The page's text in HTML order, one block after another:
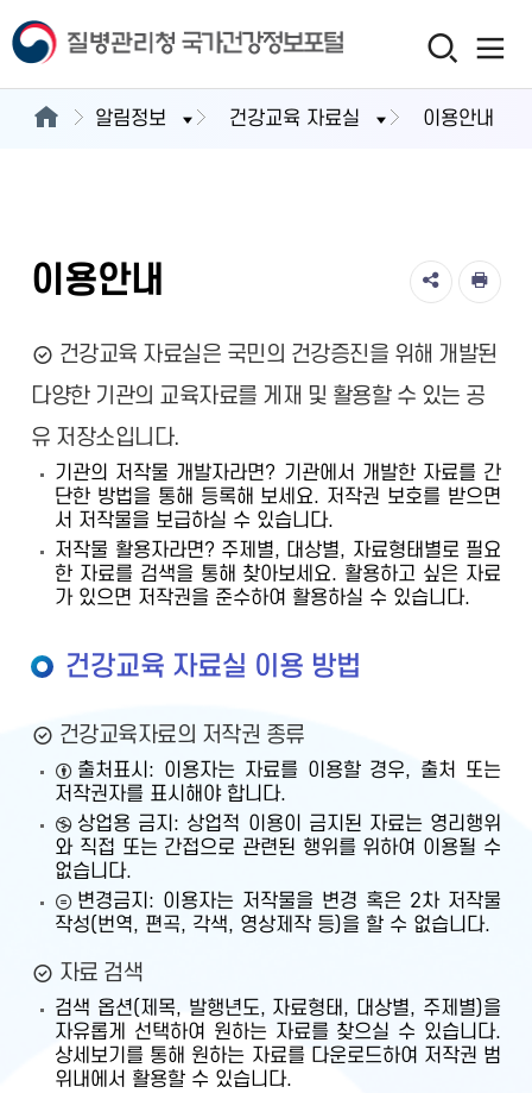
알림정보 건강교육 자료실 이용안내
이용안내
건강교육 자료실은 국민의 건강증진을 위해 개발된
다양한 기관의 교육자료를 게재 및 활용할 수 있는 공
유 저장소입니다.
기관의 저작물 개발자라면? 기관에서 개발한 자료를 간
단한 방법을 통해 등록해 보세요. 저작권 보호를 받으면
서 저작물을 보급하실 수 있습니다.
저작물 활용자라면? 주제별, 대상별, 자료형태별로 필요
한 자료를 검색을 통해 찾아보세요. 활용하고 싶은 자료
가 있으면 저작권을 준수하여 활용하실 수 있습니다.
건강교육 자료실 이용 방법
건강교육자료의 저작권 종류
출처표시: 이용자는 자료를 이용할 경우, 출처 또는
저작권자를 표시해야 합니다.
상업용 금지: 상업적 이용이 금지된 자료는 영리행위
와 직접 또는 간접으로 관련된 행위를 위하여 이용될 수
없습니다.
변경금지: 이용자는 저작물을 변경 혹은 2차 저작물
작성(번역, 편곡, 각색, 영상제작 등)을 할 수 없습니다.
자료 검색
검색 옵션(제목, 발행년도, 자료형태, 대상별, 주제별)을
자유롭게 선택하여 원하는 자료를 찾으실 수 있습니다.
상세보기를 통해 원하는 자료를 다운로드하여 저작권 범
위내에서 활용할 수 있습니다.